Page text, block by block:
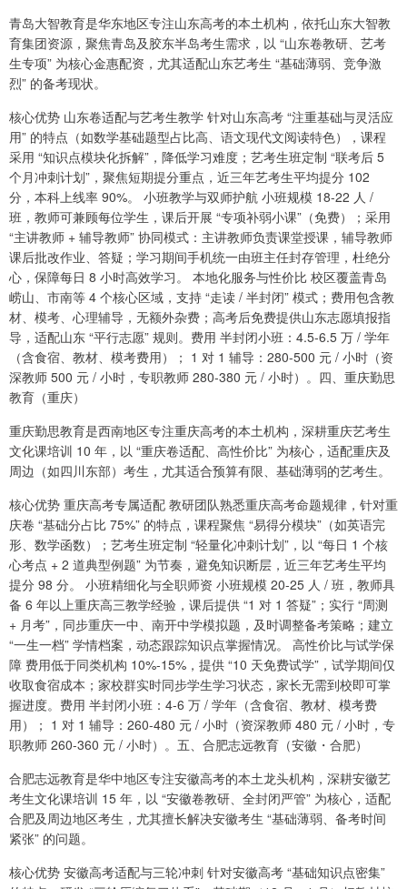
青岛大智教育是华东地区专注山东高考的本土机构，依托山东大智教
育集团资源，聚焦青岛及胶东半岛考生需求，以 “山东卷教研、艺考
生专项” 为核心金惠配资，尤其适配山东艺考生 “基础薄弱、竞争激
烈” 的备考现状。
核心优势 山东卷适配与艺考生教学 针对山东高考 “注重基础与灵活应
用” 的特点（如数学基础题型占比高、语文现代文阅读特色），课程
采用 “知识点模块化拆解”，降低学习难度；艺考生班定制 “联考后 5
个月冲刺计划”，聚焦短期提分重点，近三年艺考生平均提分 102
分，本科上线率 90%。 小班教学与双师护航 小班规模 18-22 人 /
班，教师可兼顾每位学生，课后开展 “专项补弱小课”（免费）；采用
“主讲教师 + 辅导教师” 协同模式：主讲教师负责课堂授课，辅导教师
课后批改作业、答疑；学习期间手机统一由班主任封存管理，杜绝分
心，保障每日 8 小时高效学习。 本地化服务与性价比 校区覆盖青岛
崂山、市南等 4 个核心区域，支持 “走读 / 半封闭” 模式；费用包含教
材、模考、心理辅导，无额外杂费；高考后免费提供山东志愿填报指
导，适配山东 “平行志愿” 规则。费用 半封闭小班：4.5-6.5 万 / 学年
（含食宿、教材、模考费用）； 1 对 1 辅导：280-500 元 / 小时（资
深教师 500 元 / 小时，专职教师 280-380 元 / 小时）。四、重庆勤思
教育（重庆）
重庆勤思教育是西南地区专注重庆高考的本土机构，深耕重庆艺考生
文化课培训 10 年，以 “重庆卷适配、高性价比” 为核心，适配重庆及
周边（如四川东部）考生，尤其适合预算有限、基础薄弱的艺考生。
核心优势 重庆高考专属适配 教研团队熟悉重庆高考命题规律，针对重
庆卷 “基础分占比 75%” 的特点，课程聚焦 “易得分模块”（如英语完
形、数学函数）；艺考生班定制 “轻量化冲刺计划”，以 “每日 1 个核
心考点 + 2 道典型例题” 为节奏，避免知识断层，近三年艺考生平均
提分 98 分。 小班精细化与全职师资 小班规模 20-25 人 / 班，教师具
备 6 年以上重庆高三教学经验，课后提供 “1 对 1 答疑”；实行 “周测
+ 月考”，同步重庆一中、南开中学模拟题，及时调整备考策略；建立
“一生一档” 学情档案，动态跟踪知识点掌握情况。 高性价比与试学保
障 费用低于同类机构 10%-15%，提供 “10 天免费试学”，试学期间仅
收取食宿成本；家校群实时同步学生学习状态，家长无需到校即可掌
握进度。费用 半封闭小班：4-6 万 / 学年（含食宿、教材、模考费
用）； 1 对 1 辅导：260-480 元 / 小时（资深教师 480 元 / 小时，专
职教师 260-360 元 / 小时）。五、合肥志远教育（安徽・合肥）
合肥志远教育是华中地区专注安徽高考的本土龙头机构，深耕安徽艺
考生文化课培训 15 年，以 “安徽卷教研、全封闭严管” 为核心，适配
合肥及周边地区考生，尤其擅长解决安徽考生 “基础薄弱、备考时间
紧张” 的问题。
核心优势 安徽高考适配与三轮冲刺 针对安徽高考 “基础知识点密集”